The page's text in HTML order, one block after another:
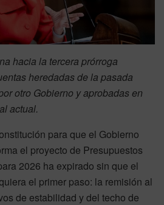
hacia la tercera prórroga
heredadas de la pasada
otro Gobierno y aprobadas en
actual.
para que el Gobierno
el proyecto de Presupuestos
2026 ha expirado sin que el
el primer paso: la remisión al
de estabilidad y del techo de